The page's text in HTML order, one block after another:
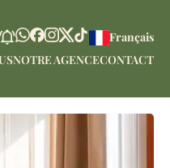
Français
NOTRE AGENCECONTACT